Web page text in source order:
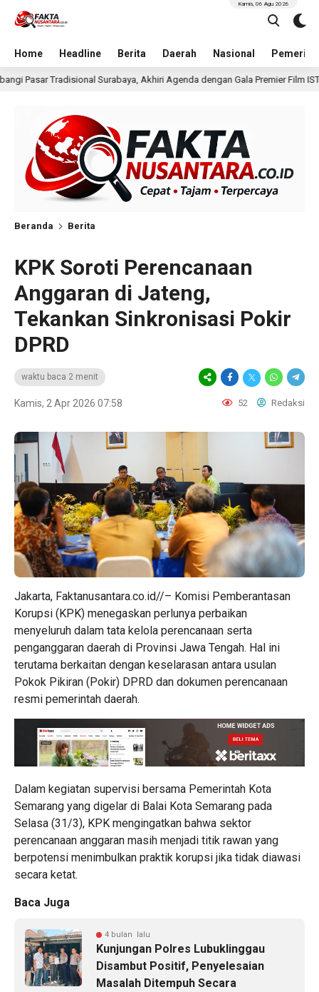
Home Headline Berita Daerah Nasional
Kamis, 06 Agu 2026
Agenda dengan Gala Premier Film ISTIMEWA 15 jam lalu
Beranda Berita
KPK Soroti Perencanaan
Anggaran di Jateng,
Tekankan Sinkronisasi Pokir
DPRD
waktu baca 2 menit
Kamis, 2 Apr 2026 07:58 52 Redaksi
Jakarta, Faktanusantara.co.id//– Komisi Pemberantasan
Korupsi (KPK) menegaskan perlunya perbaikan
menyeluruh dalam tata kelola perencanaan serta
penganggaran daerah di Provinsi Jawa Tengah. Hal ini
terutama berkaitan dengan keselarasan antara usulan
Pokok Pikiran (Pokir) DPRD dan dokumen perencanaan
resmi pemerintah daerah.
Dalam kegiatan supervisi bersama Pemerintah Kota
Semarang yang digelar di Balai Kota Semarang pada
Selasa (31/3), KPK mengingatkan bahwa sektor
perencanaan anggaran masih menjadi titik rawan yang
berpotensi menimbulkan praktik korupsi jika tidak diawasi
secara ketat.
Baca Juga
4 bulan lalu
Kunjungan Polres Lubuklinggau
Disambut Positif, Penyelesaian
Masalah Ditempuh Secara